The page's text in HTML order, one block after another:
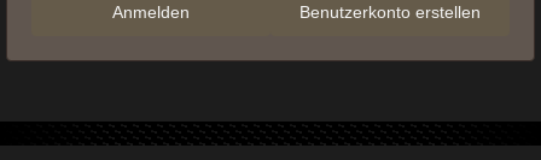
Benutzerkonto erstellen
Anmelden